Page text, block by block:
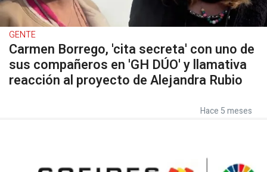
GENTE
Carmen Borrego, 'cita secreta' con uno de
sus compañeros en 'GH DÚO' y llamativa
reacción al proyecto de Alejandra Rubio
Hace 5 meses